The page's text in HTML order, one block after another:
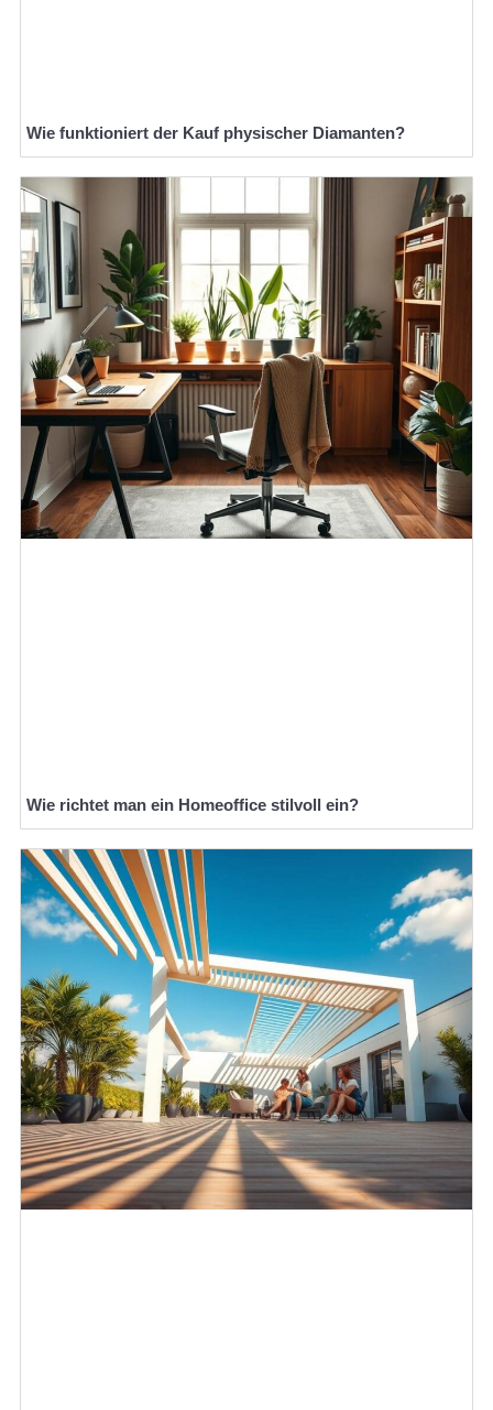
Wie funktioniert der Kauf physischer Diamanten?
Wie richtet man ein Homeoffice stilvoll ein?